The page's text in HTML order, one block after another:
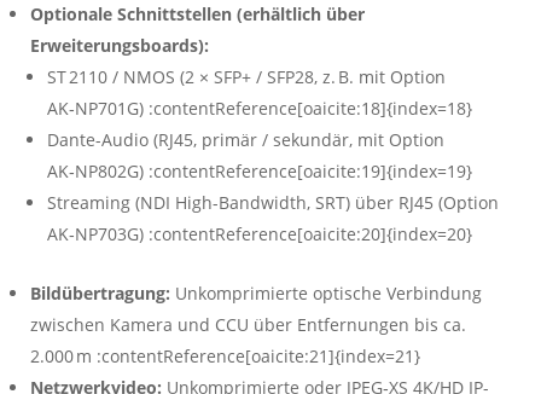
Optionale Schnittstellen (erhältlich über
Erweiterungsboards):
ST 2110 / NMOS (2 × SFP+ / SFP28, z. B. mit Option
AK‑NP701G) :contentReference[oaicite:18]{index=18}
Dante-Audio (RJ45, primär / sekundär, mit Option
AK‑NP802G) :contentReference[oaicite:19]{index=19}
Streaming (NDI High-Bandwidth, SRT) über RJ45 (Option
AK‑NP703G) :contentReference[oaicite:20]{index=20}
Bildübertragung: Unkomprimierte optische Verbindung
zwischen Kamera und CCU über Entfernungen bis ca.
2.000 m :contentReference[oaicite:21]{index=21}
Netzwerkvideo: Unkomprimierte oder JPEG‑XS 4K/HD IP-